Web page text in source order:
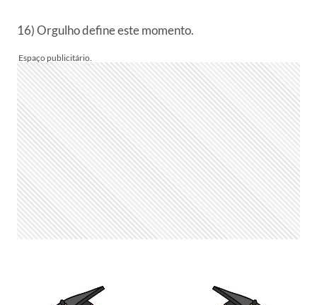
16) Orgulho define este momento.